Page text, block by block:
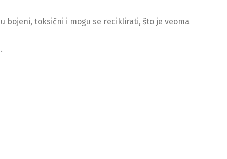
toksični i mogu se reciklirati, što je veoma